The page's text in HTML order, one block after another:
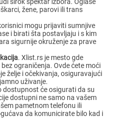
žene, parovi ili trans
mogu prijaviti sumnjive
i birati šta postavljaju i s kim
sigurnije okruženje za prave
. Xlist.rs je mesto gde
ograničenja. Ovde ćete moći
želje i očekivanja, osiguravajući
uživanje.
dostupnost će osigurati da su
dostupni ne samo na vašem
pametnom telefonu ili
da komunicirate bilo kad i